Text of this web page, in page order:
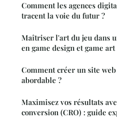
Comment les agences
tracent la voie du futur ?
Maîtriser l'art du jeu dans
en game design et game art
Comment créer un site
abordable ?
Maximisez vos résultats
conversion (CRO) : guide